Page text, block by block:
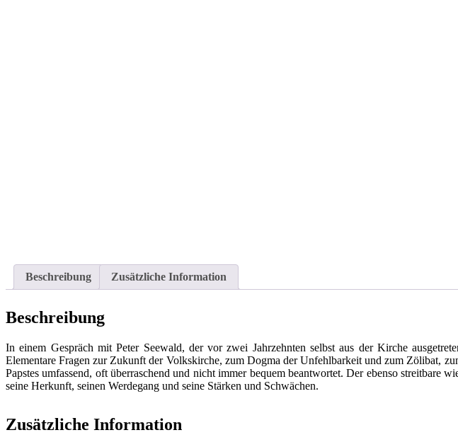
Beschreibung Zusätzliche Information
Beschreibung
In einem Gespräch mit Peter Seewald, der vor zwei Jahrzehnten selbst aus der Kirche
Elementare Fragen zur Zukunft der Volkskirche, zum Dogma der Unfehlbarkeit und zum Zölibat,
Papstes umfassend, oft überraschend und nicht immer bequem beantwortet. Der ebenso
seine Herkunft, seinen Werdegang und seine Stärken und Schwächen.
Zusätzliche Information